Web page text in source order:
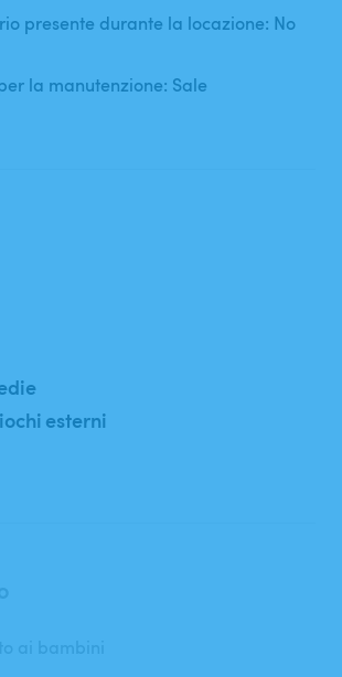
presente durante la locazione: No
la manutenzione: Sale
esterni